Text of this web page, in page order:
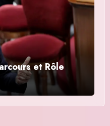
et Rôle